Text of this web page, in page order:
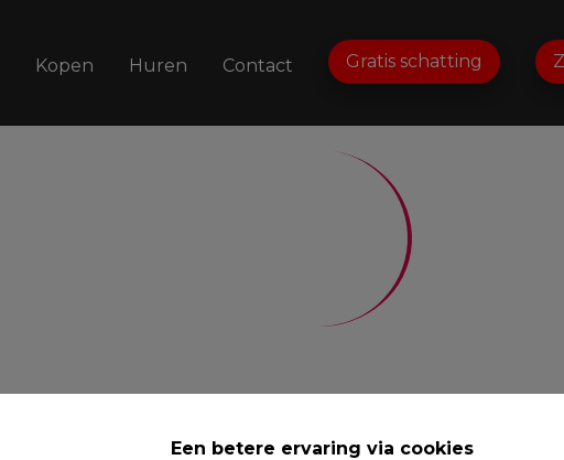
Een betere ervaring via cookies
Kopen Huren Contact Gratis schatting